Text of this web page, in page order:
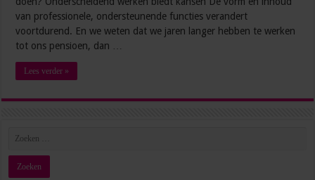
van professionele, ondersteunende functies verandert
voortdurend. En we weten dat we jaren langer hebben te werken
tot ons pensioen, dan …
Lees verder »